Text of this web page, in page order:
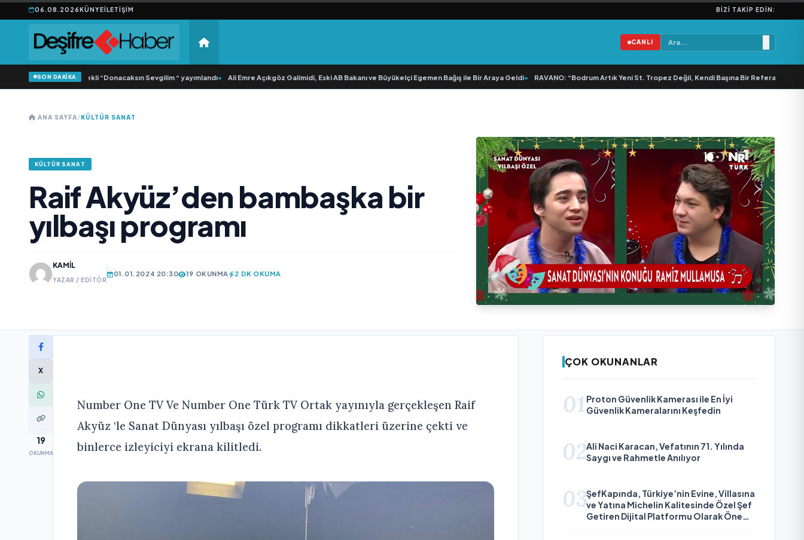
06.08.2026KÜNYEİLETIŞIM BIZI TAKIP EDIN:
CANLI
SON DAKİKA
‘dan İkinci Tekli “Donacaksın Sevgilim “ yayımlandı• Ali Emre Açıkgöz Galimidi, Eski AB Bakanı ve Büyükelçi Egemen Bağış ile Bir Araya Geldi• RAVANO: “Bodrum Artık Yeni St. Tropez Değil, Kendi Başına Bir Referans”• Bullas &
ANA SAYFA/KÜLTÜR SANAT
KÜLTÜR SANAT
Raif Akyüz’den bambaşka bir
yılbaşı programı
KAMIL
YAZAR / EDITÖR
01.01.2024 20:30 19 OKUNMA 2 DK OKUMA
X
19
OKUNMA
Number One TV Ve Number One Türk TV Ortak yayınıyla gerçekleşen Raif
Akyüz ‘le Sanat Dünyası yılbaşı özel programı dikkatleri üzerine çekti ve
binlerce izleyiciyi ekrana kilitledi.
ÇOK OKUNANLAR
01 Proton Güvenlik Kamerası ile En İyi
Güvenlik Kameralarını Keşfedin
02Ali Naci Karacan, Vefatının 71. Yılında
Saygı ve Rahmetle Anılıyor
03ŞefKapında, Türkiye’nin Evine, Villasına
ve Yatına Michelin Kalitesinde Özel Şef
Getiren Dijital Platformu Olarak Öne